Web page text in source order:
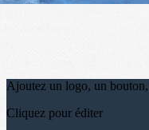
Ajoutez un logo, un bouton,
Cliquez pour éditer